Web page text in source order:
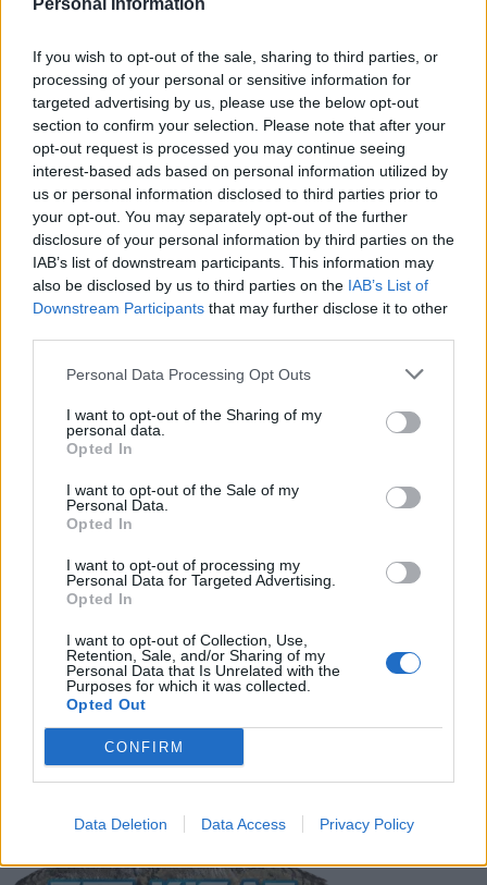
Personal Information
If you wish to opt-out of the sale, sharing to third parties, or
processing of your personal or sensitive information for
targeted advertising by us, please use the below opt-out
section to confirm your selection. Please note that after your
opt-out request is processed you may continue seeing
interest-based ads based on personal information utilized by
us or personal information disclosed to third parties prior to
your opt-out. You may separately opt-out of the further
disclosure of your personal information by third parties on the
IAB’s list of downstream participants. This information may
also be disclosed by us to third parties on the IAB’s List of
Downstream Participants that may further disclose it to other
Personal Data Processing Opt Outs
I want to opt-out of the Sharing of my
personal data.
Opted In
I want to opt-out of the Sale of my
Personal Data.
Opted In
I want to opt-out of processing my
Personal Data for Targeted Advertising.
Opted In
I want to opt-out of Collection, Use,
Retention, Sale, and/or Sharing of my
Personal Data that Is Unrelated with the
Purposes for which it was collected.
Opted Out
CONFIRM
Data Deletion Data Access Privacy Policy
euron palkintopotti.Lisätiedot veikkauskisasta löydät
Edellinen artikkeli
Vihje EM-kisoihin: Itävalta –
Turkki | 2.7. klo 22:00
Seuraava artikkeli
900€ riskittä rintataskuun, mikäli
Cristiano Ronaldo osuu jollain
ihmeen kaupalla vapaapotkusta
LIITTYVÄT ARTIKKELIT LISÄÄ TEKIJÄLTÄ
todellinen jalkapallokommentaattorin
analyysi
Suomi-Hollanti näkyy ilmaiseksi TV:stä –
näin katsot ottelun
Jalkapallon U21 EM-kisat 2025 – tässä
otteluohjelma ja Suomen joukkue